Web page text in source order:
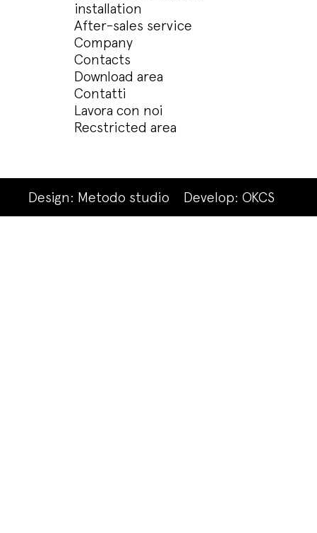
installation
After-sales service
Company
Contacts
Download area
Contatti
Lavora con noi
Recstricted area
Design: Metodo studio Develop: OKCS